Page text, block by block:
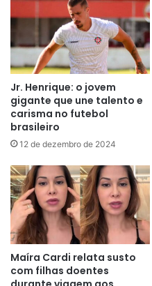
Jr. Henrique: o jovem
gigante que une talento e
carisma no futebol
brasileiro
12 de dezembro de 2024
Maíra Cardi relata susto
com filhas doentes